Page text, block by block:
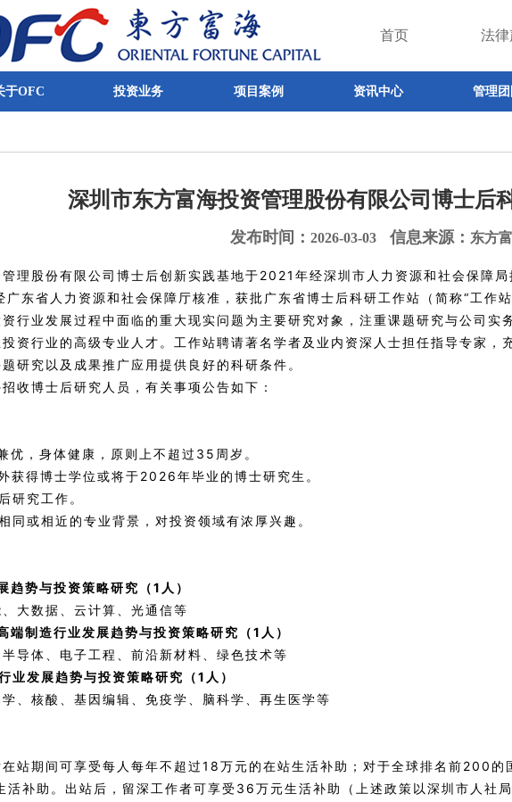
首页 法律
于OFC 投资业务 项目案例 资讯中心 管理
深圳市东方富海投资管理股份有限公司博士后
发布时间： 2026-03-03信息来源： 东方
理股份有限公司博士后创新实践基地于2021年经深圳市人力资源和社会保障
东省人力资源和社会保障厅核准，获批广东省博士后科研工作站（简称“工作站
行业发展过程中面临的重大现实问题为主要研究对象，注重课题研究与公司实
资行业的高级专业人才。工作站聘请著名学者及业内资深人士担任指导专家
研究以及成果推广应用提供良好的科研条件。
收博士后研究人员，有关事项公告如下：
优，身体健康，原则上不超过35周岁。
获得博士学位或将于2026年毕业的博士研究生。
研究工作。
同或相近的专业背景，对投资领域有浓厚兴趣。
趋势与投资策略研究（1人）
大数据、云计算、光通信等
制造行业发展趋势与投资策略研究（1人）
导体、电子工程、前沿新材料、绿色技术等
业发展趋势与投资策略研究（1人）
、核酸、基因编辑、免疫学、脑科学、再生医学等
站期间可享受每人每年不超过18万元的在站生活补助；对于全球排名前200
活补助。出站后，留深工作者可享受36万元生活补助（上述政策以深圳市人社